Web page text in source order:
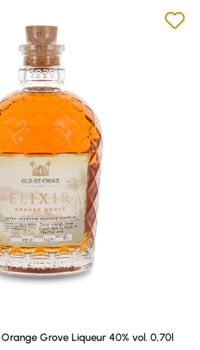
Grove Liqueur 40% vol. 0,70l